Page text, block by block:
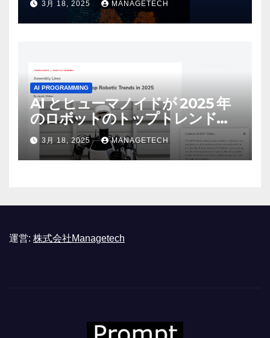
リース | VentureBeat
3月 18, 2025 MANAGETECH
AI PROGRAMMING
AI とヒューマノイドが 2025 年
のロボットのトップトレンドに |
ASSEMBLY
3月 18, 2025 MANAGETECH
運営: 株式会社Managetech